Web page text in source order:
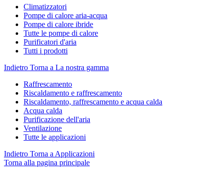
Climatizzatori
Pompe di calore aria-acqua
Pompe di calore ibride
Tutte le pompe di calore
Purificatori d'aria
Tutti i prodotti
Indietro Torna a La nostra gamma
Raffrescamento
Riscaldamento e raffrescamento
Riscaldamento, raffrescamento e acqua calda
Acqua calda
Purificazione dell'aria
Ventilazione
Tutte le applicazioni
Indietro Torna a Applicazioni
Torna alla pagina principale